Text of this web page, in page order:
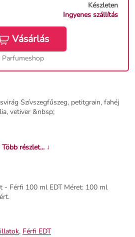
Készleten
Ingyenes szállítás
Vásárlás
Parfumeshop
Szívszegfűszeg, petitgrain, fahéj
vetiver &nbsp;
Több részlet... ↓
- Férfi 100 ml EDT Méret: 100 ml
, Férfi EDT